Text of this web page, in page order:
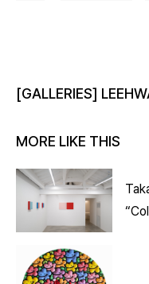
[GALLERIES]
MORE LIKE THIS